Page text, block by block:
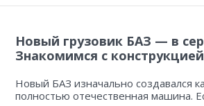
Новый грузовик БАЗ — в
Знакомимся с конструкцией
Новый БАЗ изначально создавался
полностью отечественная машина.